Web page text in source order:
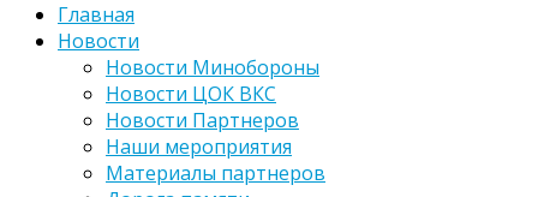
Главная
Новости
Новости Минобороны
Новости ЦОК ВКС
Новости Партнеров
Наши мероприятия
Материалы партнеров